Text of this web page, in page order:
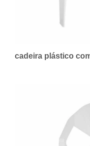
cadeira plástico